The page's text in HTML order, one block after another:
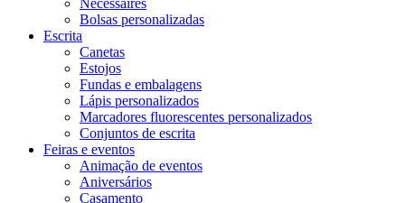
Bolsas personalizadas
Escrita
Canetas
Estojos
Fundas e embalagens
Lápis personalizados
Marcadores fluorescentes personalizados
Conjuntos de escrita
Feiras e eventos
Animação de eventos
Aniversários
Casamento